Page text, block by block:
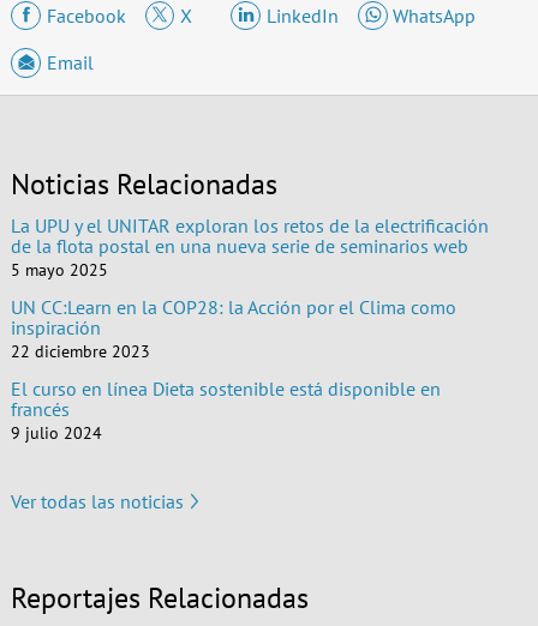
Facebook
X LinkedIn
WhatsApp
Email
Noticias Relacionadas
La UPU y el UNITAR exploran los retos de la electrificación
de la flota postal en una nueva serie de seminarios web
5 mayo 2025
UN CC:Learn en la COP28: la Acción por el Clima como
inspiración
22 diciembre 2023
El curso en línea Dieta sostenible está disponible en
francés
9 julio 2024
Ver todas las noticias
Reportajes Relacionadas